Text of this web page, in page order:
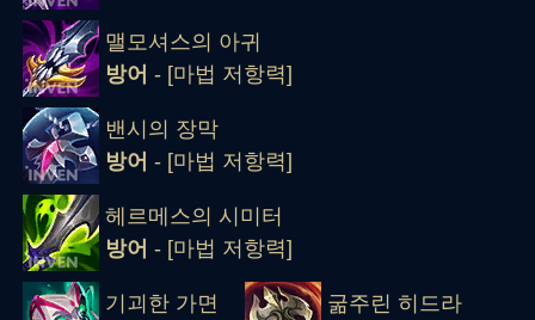
맬모셔스의 아귀
방어 - [마법 저항력]
밴시의 장막
방어 - [마법 저항력]
헤르메스의 시미터
방어 - [마법 저항력]
기괴한 가면
굶주린 히드라